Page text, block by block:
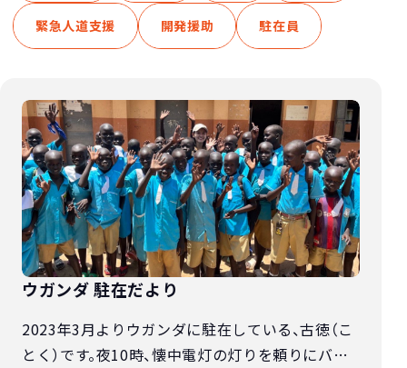
緊急人道支援 開発援助 駐在員
ウガンダ 駐在だより
2023年3月よりウガンダに駐在している、古徳（こ
とく）です。夜10時、懐中電灯の灯りを頼りにバケ